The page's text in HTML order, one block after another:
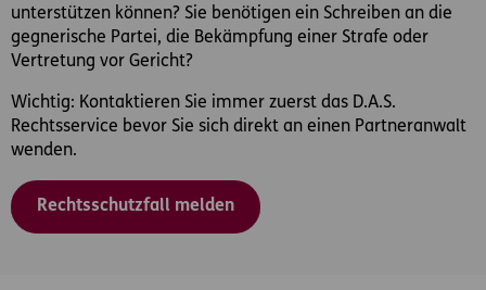
unterstützen können? Sie benötigen ein Schreiben an die
gegnerische Partei, die Bekämpfung einer Strafe oder
Vertretung vor Gericht?
Wichtig: Kontaktieren Sie immer zuerst das D.A.S.
Rechtsservice bevor Sie sich direkt an einen Partneranwalt
wenden.
Rechtsschutzfall melden